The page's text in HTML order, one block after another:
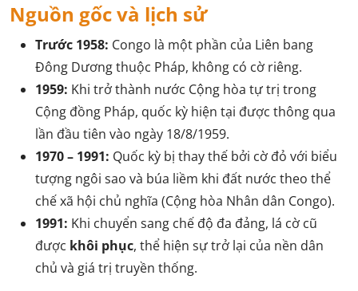
Nguồn gốc và lịch sử
Trước 1958: Congo là một phần của Liên bang
Đông Dương thuộc Pháp, không có cờ riêng.
1959: Khi trở thành nước Cộng hòa tự trị trong
Cộng đồng Pháp, quốc kỳ hiện tại được thông qua
lần đầu tiên vào ngày 18/8/1959.
1970 – 1991: Quốc kỳ bị thay thế bởi cờ đỏ với biểu
tượng ngôi sao và búa liềm khi đất nước theo thể
chế xã hội chủ nghĩa (Cộng hòa Nhân dân Congo).
1991: Khi chuyển sang chế độ đa đảng, lá cờ cũ
được khôi phục, thể hiện sự trở lại của nền dân
chủ và giá trị truyền thống.